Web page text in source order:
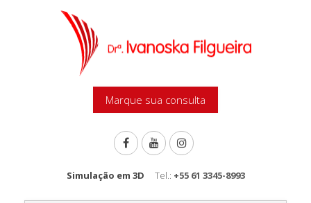
Marque sua consulta
Simulação em 3D Tel.: +55 61 3345-8993